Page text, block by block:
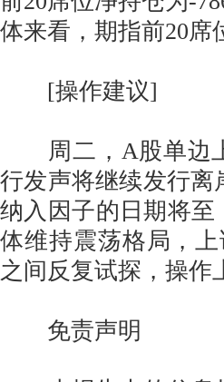
体来看，期指前20席
[操作建议]
周二，A股单边上
行发声将继续发行离
纳入因子的日期将
体维持震荡格局，
之间反复试探，操作
免责声明